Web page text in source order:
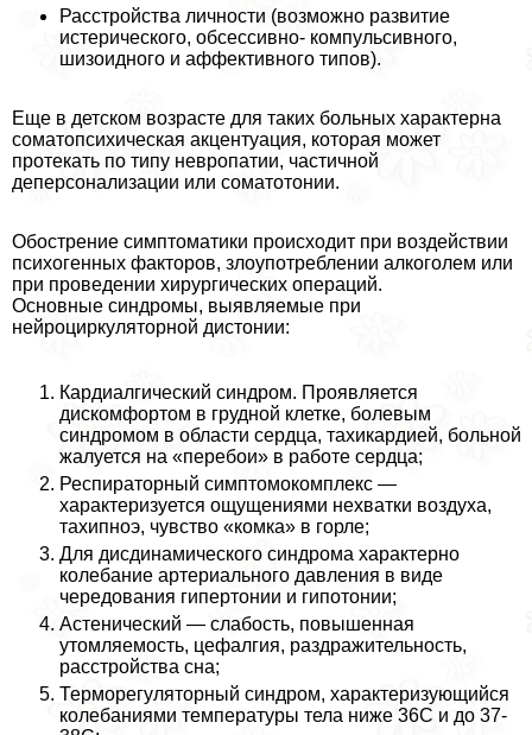
Расстройства личности (возможно развитие
истерического, обсессивно- компульсивного,
шизоидного и аффективного типов).
Еще в детском возрасте для таких больных хаpaктерна
соматопсихическая акцентуация, которая может
протекать по типу невропатии, частичной
деперсонализации или соматотонии.
Обострение симптоматики происходит при воздействии
психогенных факторов, злоупотрeблении алкоголем или
при проведении хирургических операций.
Основные синдромы, выявляемые при
нейроциркуляторной дистонии:
Кардиалгический синдром. Проявляется
дискомфортом в грудной клетке, болевым
синдромом в области сердца, тахикардией, больной
жалуется на «перебои» в работе сердца;
Респираторный симптомокомплекс —
хаpaктеризуется ощущениями нехватки воздуха,
тахипноэ, чувство «комка» в горле;
Для дисдинамического синдрома хаpaктерно
колебание артериального давления в виде
чередования гипертонии и гипотонии;
Астенический — слабость, повышенная
утомляемость, цефалгия, раздражительность,
расстройства сна;
Терморегуляторный синдром, хаpaктеризующийся
колебаниями температуры тела ниже 36С и до 37-